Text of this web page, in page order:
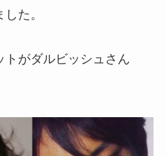
た。
トがダルビッシュさん